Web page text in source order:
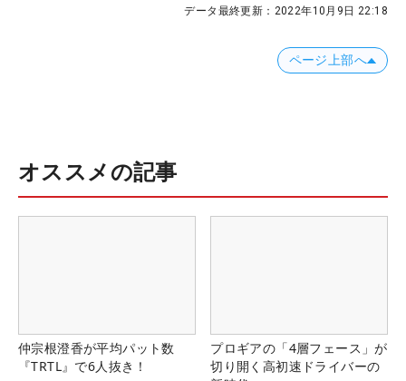
データ最終更新： 2022年10月9日 22:18
ページ上部へ
オススメの記事
仲宗根澄香が平均パット数
『TRTL』で6人抜き！
プロギアの「4層フェース」が
切り開く高初速ドライバーの